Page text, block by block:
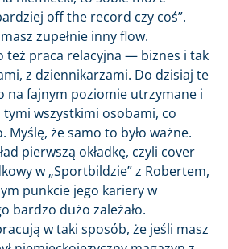
off the record czy coś”.
zupełnie inny flow.
też praca relacyjna — biznes i tak
z dziennikarzami. Do dzisiaj te
na fajnym poziomie utrzymane i
wszystkimi osobami, co
Myślę, że samo to było ważne.
pierwszą okładkę, czyli cover
w „Sportbildzie” z Robertem,
punkcie jego kariery w
bardzo dużo zależało.
w taki sposób, że jeśli masz